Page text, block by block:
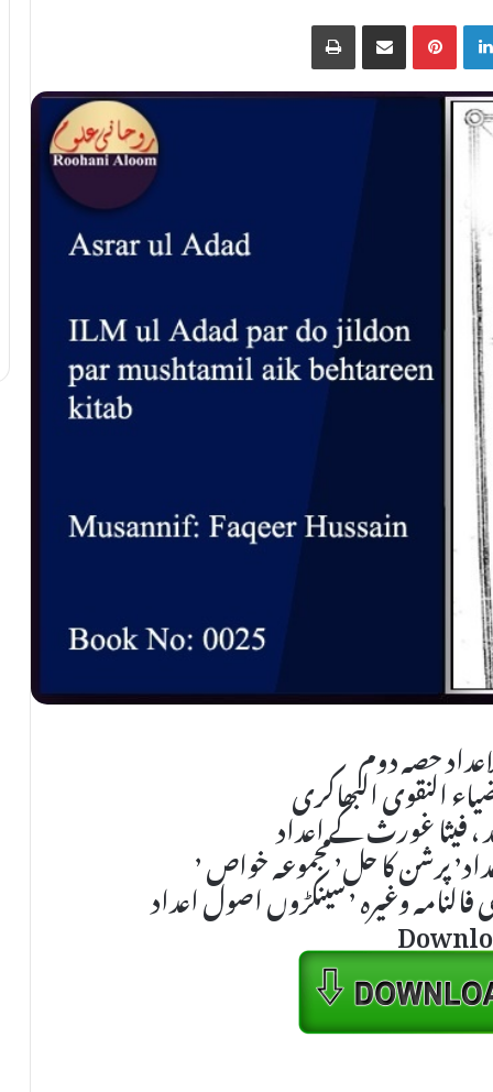
LinkedIn
حصہ دوم
النقوی البھاکری
، فیثا غورث کے اعداد
٬